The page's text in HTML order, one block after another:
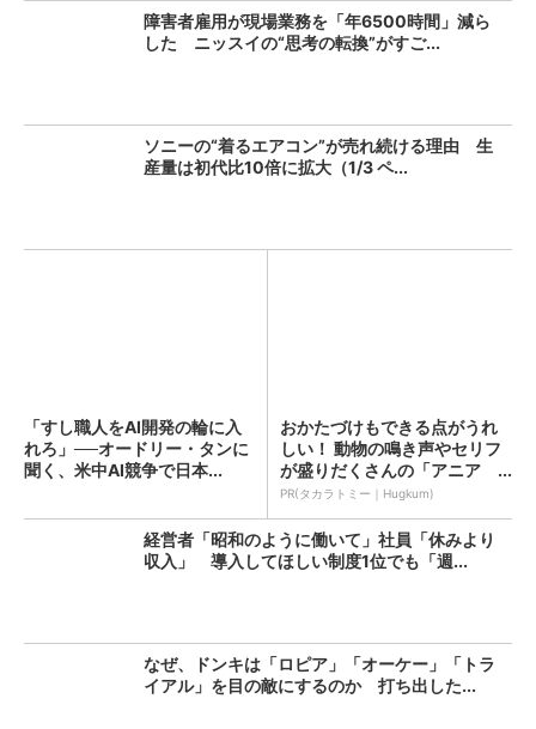
障害者雇用が現場業務を「年6500時間」減ら
した ニッスイの“思考の転換”がすご...
ソニーの“着るエアコン”が売れ続ける理由 生
産量は初代比10倍に拡大（1/3 ペ...
「すし職人をAI開発の輪に入
れろ」──オードリー・タンに
聞く、米中AI競争で日本...
おかたづけもできる点がうれ
しい！ 動物の鳴き声やセリフ
が盛りだくさんの「アニア ...
PR(タカラトミー｜Hugkum)
経営者「昭和のように働いて」社員「休みより
収入」 導入してほしい制度1位でも「週...
なぜ、ドンキは「ロピア」「オーケー」「トラ
イアル」を目の敵にするのか 打ち出した...